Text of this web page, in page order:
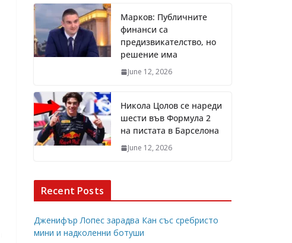
Марков: Публичните
финанси са
предизвикателство, но
решение има
June 12, 2026
Никола Цолов се нареди
шести във Формула 2
на пистата в Барселона
June 12, 2026
Recent Posts
Дженифър Лопес зарадва Кан със сребристо
мини и надколенни ботуши